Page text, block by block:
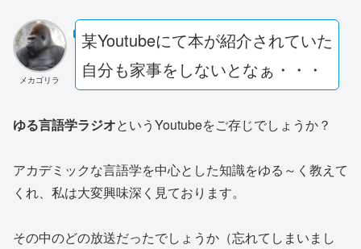
メカゴリラ
某Youtubeにて本が紹介されていた
自分も家事をしないとなぁ・・・
ゆる言語学ラジオというYoutubeをご存じでしょうか？
アカデミックな言語学を中心とした知識をゆる～く教えて
くれ、私は大変興味深く見ております。
その中のどの放送だったでしょうか（忘れてしまいまし